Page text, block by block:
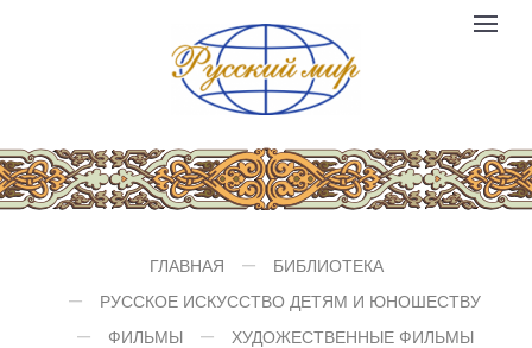
Компания
logo
Toggle
ГЛАВНАЯ
БИБЛИОТЕКА
РУССКОЕ ИСКУССТВО ДЕТЯМ И ЮНОШЕСТВУ
ФИЛЬМЫ
ХУДОЖЕСТВЕННЫЕ ФИЛЬМЫ